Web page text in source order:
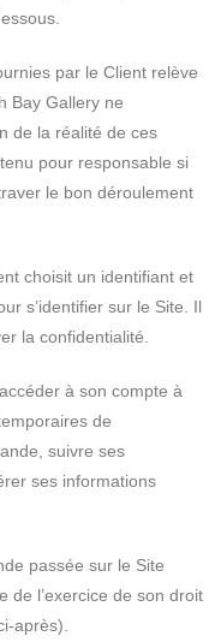
par le Client relève
Bay Gallery ne
de la réalité de ces
pour responsable si
le bon déroulement
choisit un identifiant et
s’identifier sur le Site. Il
la confidentialité.
à son compte à
de
suivre ses
ses informations
passée sur le Site
de l’exercice de son droit
après).